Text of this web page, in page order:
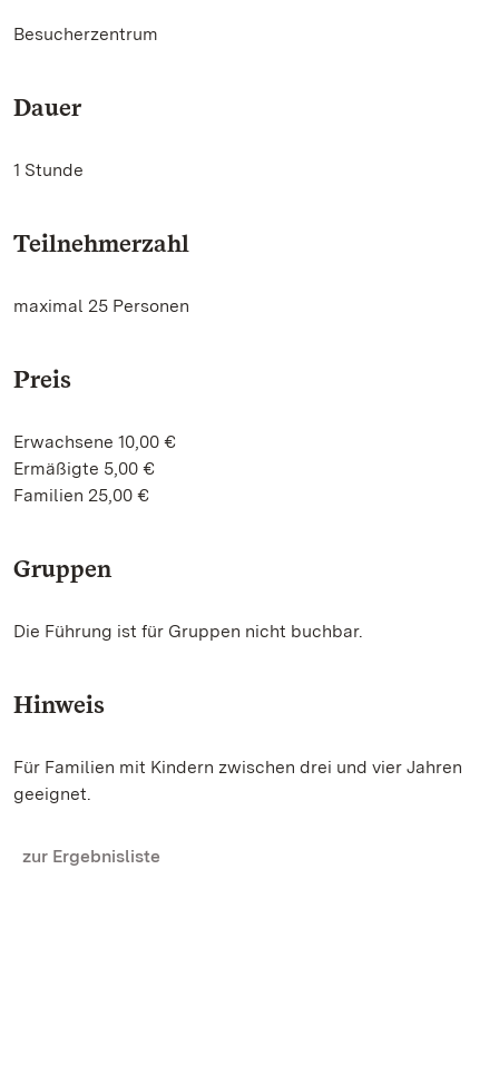
Besucherzentrum
Dauer
1 Stunde
Teilnehmerzahl
maximal 25 Personen
Preis
Erwachsene 10,00 €
Ermäßigte 5,00 €
Familien 25,00 €
Gruppen
Die Führung ist für Gruppen nicht buchbar.
Hinweis
Für Familien mit Kindern zwischen drei und vier Jahren
geeignet.
zur Ergebnisliste